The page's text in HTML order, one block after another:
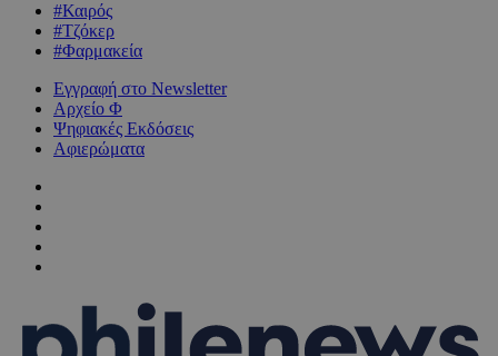
#Καιρός
#Τζόκερ
#Φαρμακεία
Εγγραφή στο Newsletter
Αρχείο Φ
Ψηφιακές Εκδόσεις
Αφιερώματα